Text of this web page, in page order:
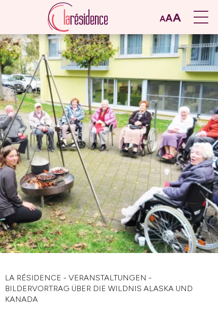
AAA
LA RÉSIDENCE - VERANSTALTUNGEN -
BILDERVORTRAG ÜBER DIE WILDNIS ALASKA UND
KANADA